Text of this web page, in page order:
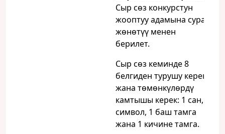
Сыр сөз конкурстун
жооптуу адамына сурам
жөнөтүү менен
берилет.
Сыр сөз кеминде 8
белгиден турушу керек
жана төмөнкүлөрдү
камтышы керек: 1 сан, 1
символ, 1 баш тамга
жана 1 кичине тамга.